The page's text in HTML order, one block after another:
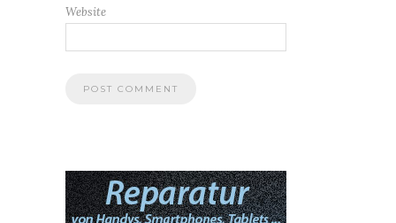
Website